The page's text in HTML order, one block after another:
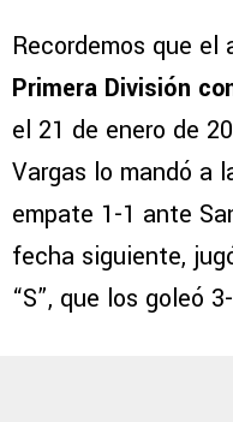
Recordemos que el
Primera División
el 21 de enero de
Vargas lo mandó a
empate 1-1 ante
fecha siguiente,
“S”, que los goleó